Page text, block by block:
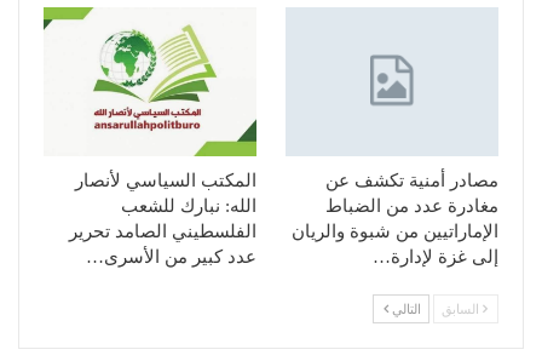
مصادر أمنية تكشف عن
مغادرة عدد من الضباط
الإماراتيين من شبوة والريان
إلى غزة لإدارة…
المكتب السياسي لأنصار
الله: نبارك للشعب
الفلسطيني الصامد تحرير
عدد كبير من الأسرى…
السابق التالي